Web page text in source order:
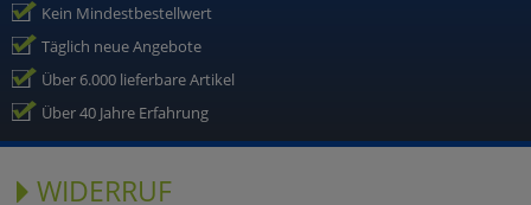
Kein Mindestbestellwert
Täglich neue Angebote
Über 6.000 lieferbare Artikel
Über 40 Jahre Erfahrung
WIDERRUF